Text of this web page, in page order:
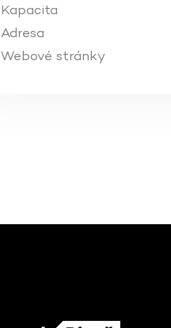
Kapacita
Adresa
Webové stránky